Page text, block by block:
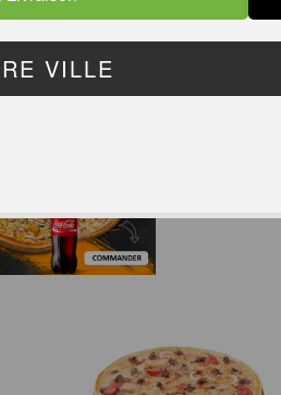
PIZZAS CRÈME
FRAÎCHE